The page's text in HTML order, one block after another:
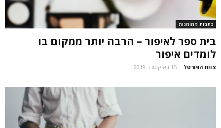
כתבות ממומנות
בית ספר לאיפור – הרבה יותר ממקום בו
לומדים איפור
צוות הפורטל - 15 באוקטובר 2019